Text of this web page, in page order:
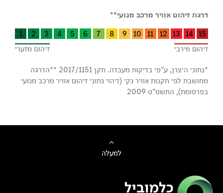
דרגת זיהום אוויר מרכב מנועי**
זיהום מירבי
15
14
13
12
11
10
9
8
7
6
5
4
3
2
1
זיהום מזערי
*נתוני היצרן, ע"פי בדיקות מעבדה. תקן 2017/1151 **הדרגה
מחושבת לפי תקנות אוויר נקי (זיהוי נתוני זיהום אוויר מרכב מנועי
בפרסומת), התשס"ט 2009
למעלה